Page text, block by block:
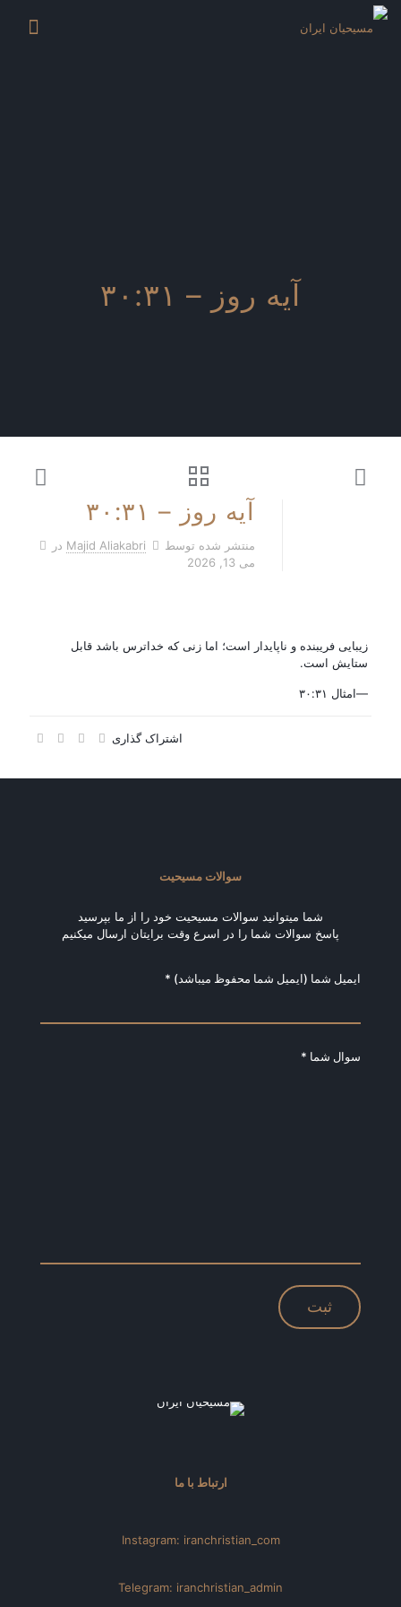
آیه روز – ۳۰:۳۱
آیه روز – ۳۰:۳۱
منتشر شده توسط Majid Aliakabri در
می 13, 2026
زیبایی فریبنده و ناپایدار است؛ اما زنی که خداترس باشد قابل
ستایش است.
—امثال ۳۰:۳۱
اشتراک گذاری
سوالات مسیحیت
شما میتوانید سوالات مسیحیت خود را از ما بپرسید
پاسخ سوالات شما را در اسرع وقت برایتان ارسال میکنیم
ایمیل شما (ایمیل شما محفوظ میباشد) *
سوال شما *
ارتباط با ما
Instagram: iranchristian_com
Telegram: iranchristian_admin